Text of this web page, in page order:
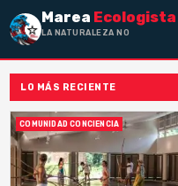
Marea Ecologista
LA NATURALEZA NO HA
LO MÁS RECIENTE
COMUNIDAD CONCIENCIA